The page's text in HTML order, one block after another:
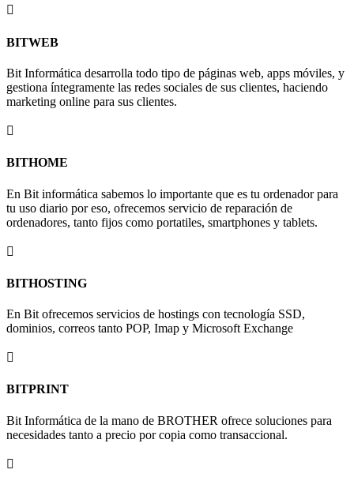

BITWEB
Bit Informática desarrolla todo tipo de páginas web, apps móviles, y
gestiona íntegramente las redes sociales de sus clientes, haciendo
marketing online para sus clientes.

BITHOME
En Bit informática sabemos lo importante que es tu ordenador para
tu uso diario por eso, ofrecemos servicio de reparación de
ordenadores, tanto fijos como portatiles, smartphones y tablets.

BITHOSTING
En Bit ofrecemos servicios de hostings con tecnología SSD,
dominios, correos tanto POP, Imap y Microsoft Exchange

BITPRINT
Bit Informática de la mano de BROTHER ofrece soluciones para
necesidades tanto a precio por copia como transaccional.
